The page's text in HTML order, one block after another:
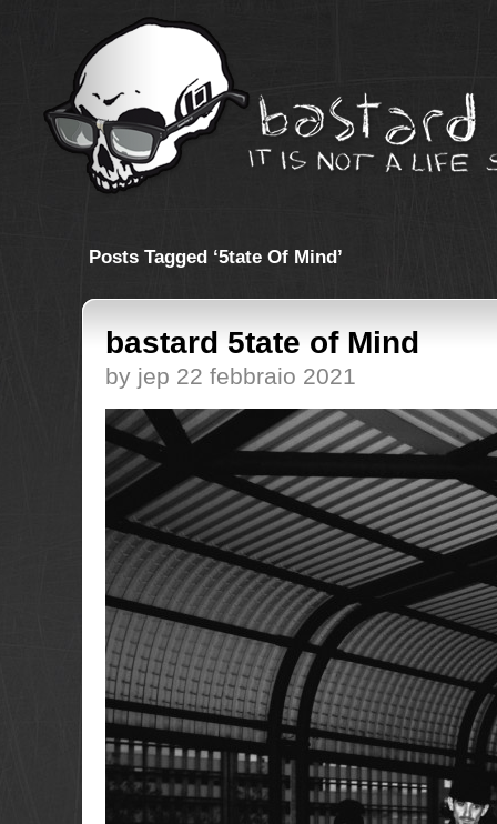
Posts Tagged ‘5tate Of Mind’
bastard 5tate of Mind
by jep 22 febbraio 2021